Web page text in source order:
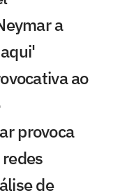
a
ao
provoca
de